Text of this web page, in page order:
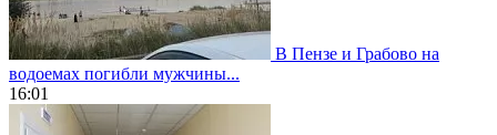
В Пензе и Грабово на
водоемах погибли мужчины...
16:01